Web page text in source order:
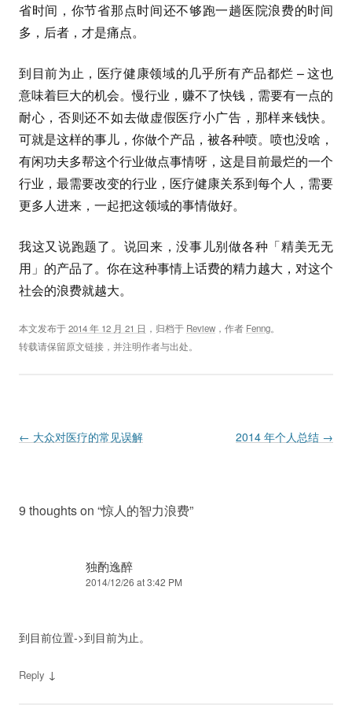
省时间，你节省那点时间还不够跑一趟医院浪费的时间
多，后者，才是痛点。
到目前为止，医疗健康领域的几乎所有产品都烂 – 这也
意味着巨大的机会。慢行业，赚不了快钱，需要有一点的
耐心，否则还不如去做虚假医疗小广告，那样来钱快。
可就是这样的事儿，你做个产品，被各种喷。喷也没啥，
有闲功夫多帮这个行业做点事情呀，这是目前最烂的一个
行业，最需要改变的行业，医疗健康关系到每个人，需要
更多人进来，一起把这领域的事情做好。
我这又说跑题了。说回来，没事儿别做各种「精美无无
用」的产品了。你在这种事情上话费的精力越大，对这个
社会的浪费就越大。
本文发布于2014 年 12 月 21 日 ，归档于 Review ，作者 Fenng。
转载请保留原文链接，并注明作者与出处。
Post navigation
← 大众对医疗的常见误解 2014 年个人总结 →
9 thoughts on “惊人的智力浪费”
独酌逸醉
2014/12/26 at 3:42 PM
到目前位置->到目前为止。
Reply ↓